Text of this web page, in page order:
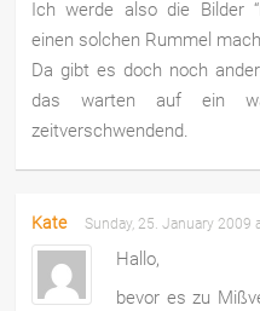
Ich werde also die Bilder
einen solchen Rummel
Da gibt es doch noch
das warten auf ein
zeitverschwendend.
Kate Sunday, 25. January 2009
Hallo,
bevor es zu